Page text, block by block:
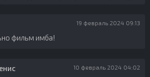
19 февраль 2024 09:13
фильм имба!
10 февраль 2024 04:02